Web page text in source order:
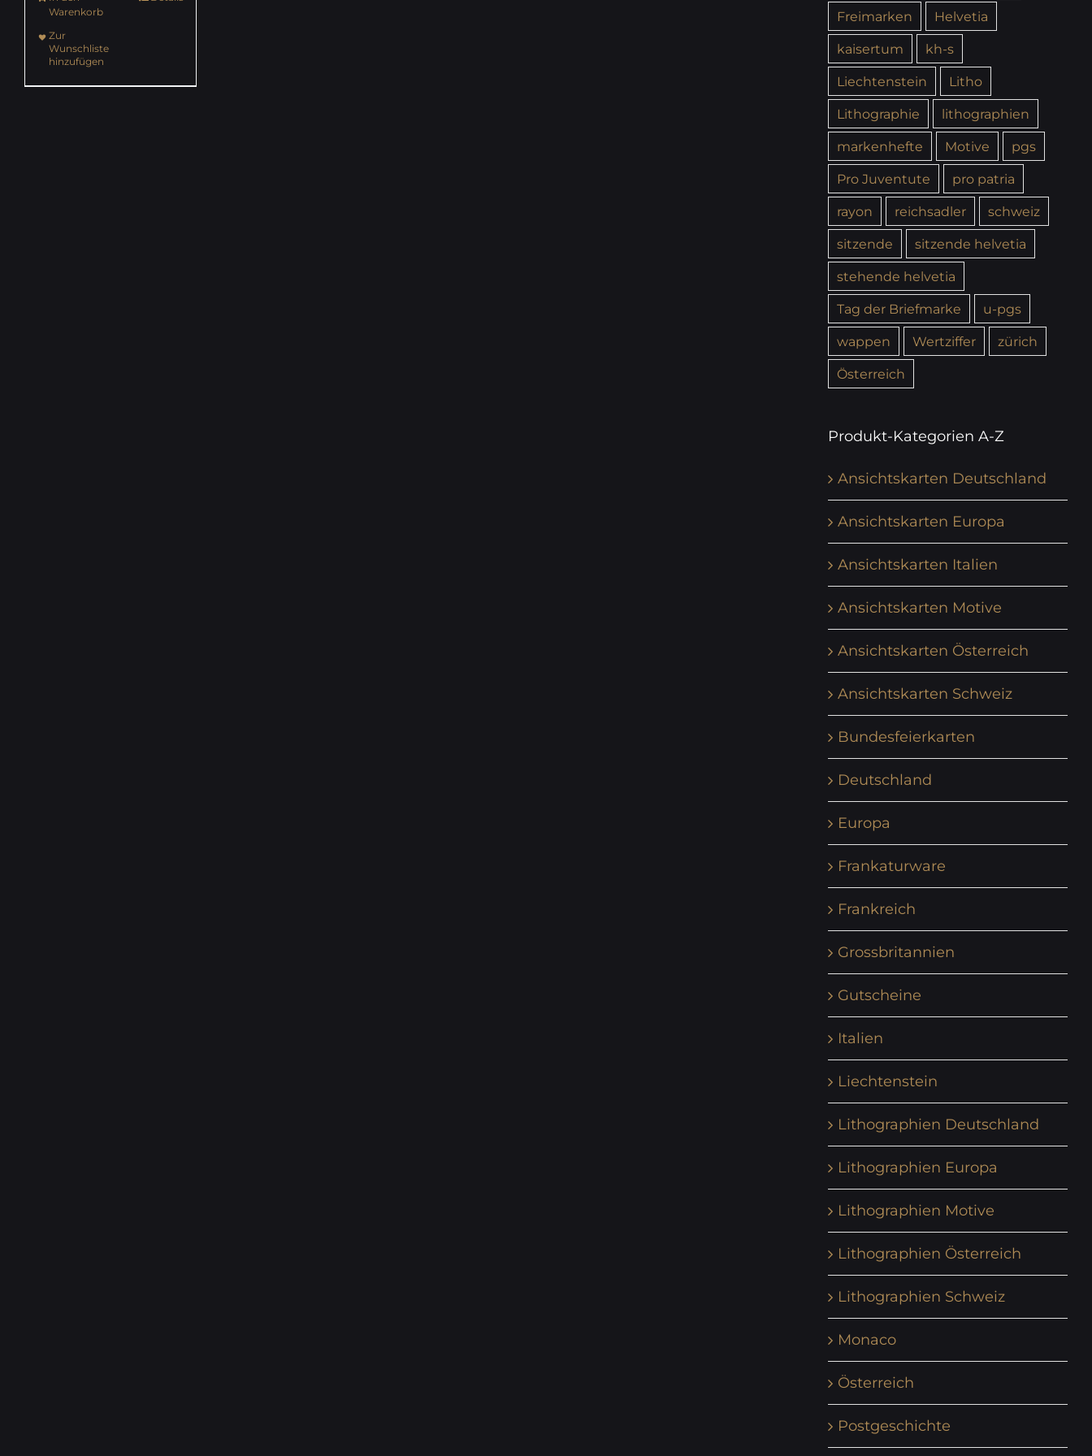
Warenkorb
Zur
Wunschliste
hinzufügen
Freimarken
Helvetia
kaisertum
kh-s
Liechtenstein
Litho
Lithographie
lithographien
markenhefte
Motive
pgs
Pro Juventute
pro patria
rayon
reichsadler
schweiz
sitzende
sitzende helvetia
stehende helvetia
Tag der Briefmarke
u-pgs
wappen
Wertziffer
zürich
Österreich
Produkt-Kategorien A-Z
Ansichtskarten Deutschland
Ansichtskarten Europa
Ansichtskarten Italien
Ansichtskarten Motive
Ansichtskarten Österreich
Ansichtskarten Schweiz
Bundesfeierkarten
Deutschland
Europa
Frankaturware
Frankreich
Grossbritannien
Gutscheine
Italien
Liechtenstein
Lithographien Deutschland
Lithographien Europa
Lithographien Motive
Lithographien Österreich
Lithographien Schweiz
Monaco
Österreich
Postgeschichte